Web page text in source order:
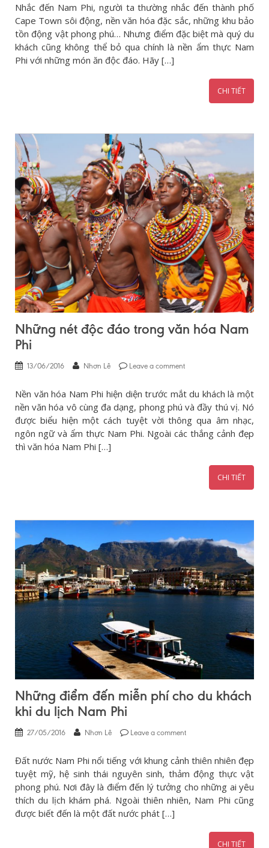
Nhắc đến Nam Phi, người ta thường nhắc đến thành phố
Cape Town sôi động, nền văn hóa đặc sắc, những khu bảo
tồn động vật phong phú… Nhưng điểm đặc biệt mà quý du
khách cũng không thể bỏ qua chính là nền ẩm thực Nam
Phi với những món ăn độc đáo. Hãy […]
CHI TIẾT
Những nét độc đáo trong văn hóa Nam
Phi
13/06/2016 Nhơn Lê Leave a comment
Nền văn hóa Nam Phi hiện diện trước mắt du khách là một
nền văn hóa vô cùng đa dạng, phong phú và đầy thú vị. Nó
được biểu hiện một cách tuyệt vời thông qua âm nhạc,
ngôn ngữ và ẩm thực Nam Phi. Ngoài các thắng cảnh đẹp
thì văn hóa Nam Phi […]
CHI TIẾT
Những điểm đến miễn phí cho du khách
khi du lịch Nam Phi
27/05/2016 Nhơn Lê Leave a comment
Đất nước Nam Phi nổi tiếng với khung cảnh thiên nhiên đẹp
tuyệt mỹ, hệ sinh thái nguyên sinh, thảm động thực vật
phong phú. Nơi đây là điểm đến lý tưởng cho những ai yêu
thích du lịch khám phá. Ngoài thiên nhiên, Nam Phi cũng
được biết đến là một đất nước phát […]
CHI TIẾT